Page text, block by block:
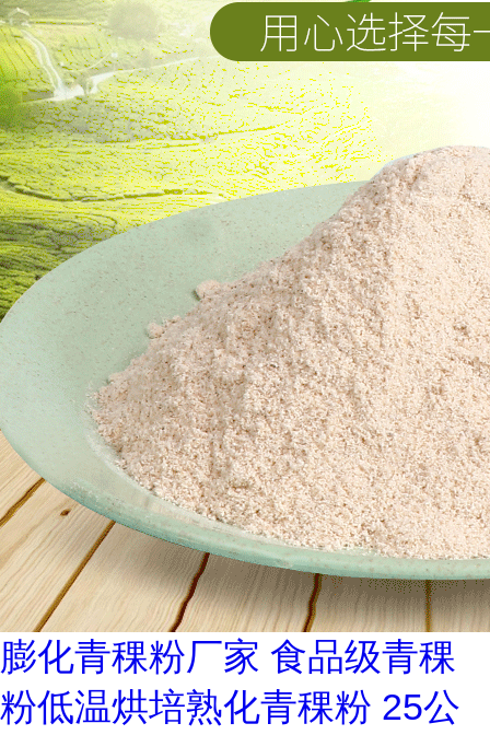
膨化青稞粉厂家 食品级青稞
粉低温烘培熟化青稞粉 25公